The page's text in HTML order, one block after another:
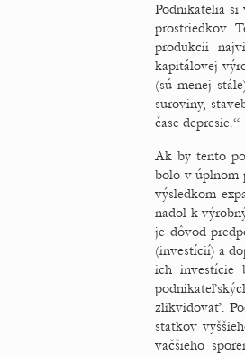
Podnikatelia si
prostriedkov.
produkcii
kapitálovej
(sú menej
suroviny,
čase depresie.“
Ak by tento
bolo v úplnom
výsledkom
nadol k
je dôvod
(investícií) a
ich investície
zlikvidovať.
statkov
väčšieho